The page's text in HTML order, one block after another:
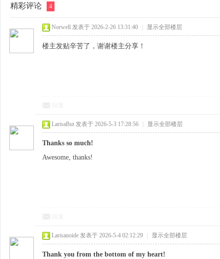
精彩评论 4
Norwell 发表于 2026-2-26 13:31:40 显示全部楼层
楼主发贴辛苦了，谢谢楼主分享！
LarisaBut 发表于 2026-5-3 17:28:56 显示全部楼层
Thanks so much!
Awesome, thanks!
Larisanoide 发表于 2026-5-4 02:12:29 显示全部楼层
Thank you from the bottom of my heart!